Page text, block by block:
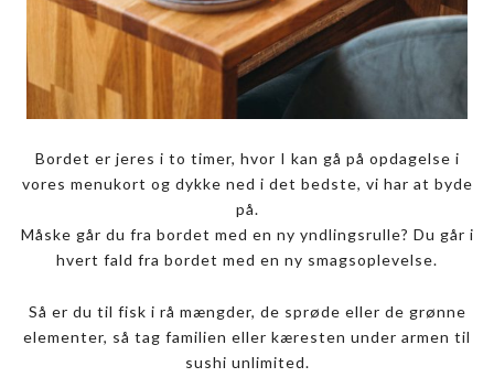
Bordet er jeres i to timer, hvor I kan gå på opdagelse i
vores menukort og dykke ned i det bedste, vi har at byde
på.
Måske går du fra bordet med en ny yndlingsrulle? Du går i
hvert fald fra bordet med en ny smagsoplevelse.
Så er du til fisk i rå mængder, de sprøde eller de grønne
elementer, så tag familien eller kæresten under armen til
sushi unlimited.